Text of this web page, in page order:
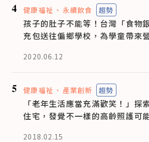
4 健康福祉 永續飲食 趨勢
孩子的肚子不能等！台灣「食物
充包送往偏鄉學校，為學童帶來
2020.06.12
5 健康福祉 產業創新 趨勢
「老年生活應當充滿歡笑！」探
住宅，發覺不一樣的高齡照護可
2018.02.15